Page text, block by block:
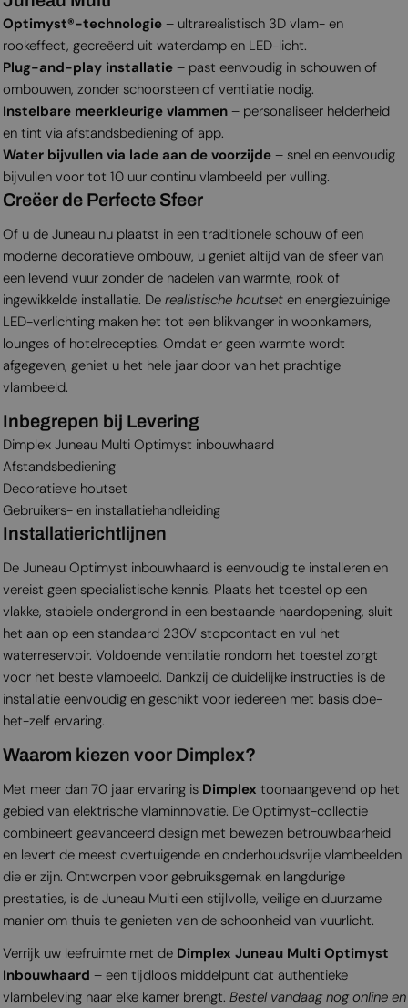
Optimyst®-technologie– ultrarealistisch 3D vlam- en
rookeffect, gecreëerd uit waterdamp en LED-licht.
Plug-and-play installatie– past eenvoudig in schouwen of
ombouwen, zonder schoorsteen of ventilatie nodig.
Instelbare meerkleurige vlammen– personaliseer helderheid
en tint via afstandsbediening of app.
Water bijvullen via lade aan de voorzijde– snel en eenvoudig
bijvullen voor tot 10 uur continu vlambeeld per vulling.
Creëer de Perfecte Sfeer
Of u de Juneau nu plaatst in een traditionele schouw of een
moderne decoratieve ombouw, u geniet altijd van de sfeer van
een levend vuur zonder de nadelen van warmte, rook of
ingewikkelde installatie. De realistische houtseten energiezuinige
LED-verlichting maken het tot een blikvanger in woonkamers,
lounges of hotelrecepties. Omdat er geen warmte wordt
afgegeven, geniet u het hele jaar door van het prachtige
vlambeeld.
Inbegrepen bij Levering
Dimplex Juneau Multi Optimyst inbouwhaard
Afstandsbediening
Decoratieve houtset
Gebruikers- en installatiehandleiding
Installatierichtlijnen
De Juneau Optimyst inbouwhaard is eenvoudig te installeren en
vereist geen specialistische kennis. Plaats het toestel op een
vlakke, stabiele ondergrond in een bestaande haardopening, sluit
het aan op een standaard 230V stopcontact en vul het
waterreservoir. Voldoende ventilatie rondom het toestel zorgt
voor het beste vlambeeld. Dankzij de duidelijke instructies is de
installatie eenvoudig en geschikt voor iedereen met basis doe-
het-zelf ervaring.
Waarom kiezen voor Dimplex?
Met meer dan 70 jaar ervaring is Dimplex toonaangevend op het
gebied van elektrische vlaminnovatie. De Optimyst-collectie
combineert geavanceerd design met bewezen betrouwbaarheid
en levert de meest overtuigende en onderhoudsvrije vlambeelden
die er zijn. Ontworpen voor gebruiksgemak en langdurige
prestaties, is de Juneau Multi een stijlvolle, veilige en duurzame
manier om thuis te genieten van de schoonheid van vuurlicht.
Verrijk uw leefruimte met de Dimplex Juneau Multi Optimyst
Inbouwhaard – een tijdloos middelpunt dat authentieke
vlambeleving naar elke kamer brengt. Bestel vandaag nog online en